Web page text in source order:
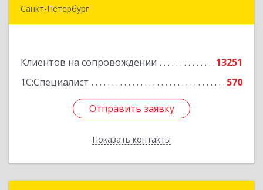
Санкт-Петербург
Клиентов на сопровождении
13251
1С:Специалист
570
Отправить заявку
Показать контакты
Отправить заявку
Назад